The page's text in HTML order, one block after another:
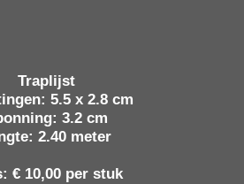
Traplijst
5.5 x 2.8 cm
3.2 cm
2.40 meter
€ 10,00 per stuk